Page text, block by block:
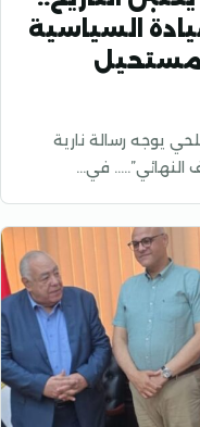
السياسية
يوجه رسالة نارية
في…